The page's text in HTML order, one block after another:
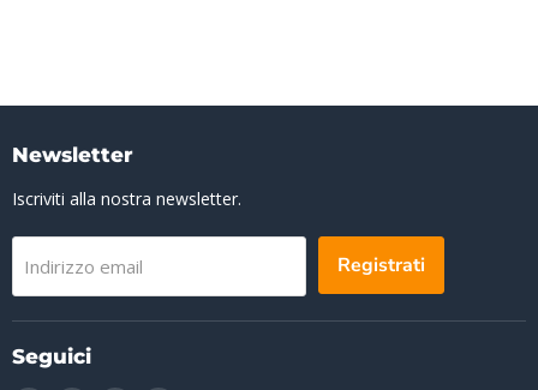
Newsletter
Iscriviti alla nostra newsletter.
Indirizzo email Registrati
Seguici